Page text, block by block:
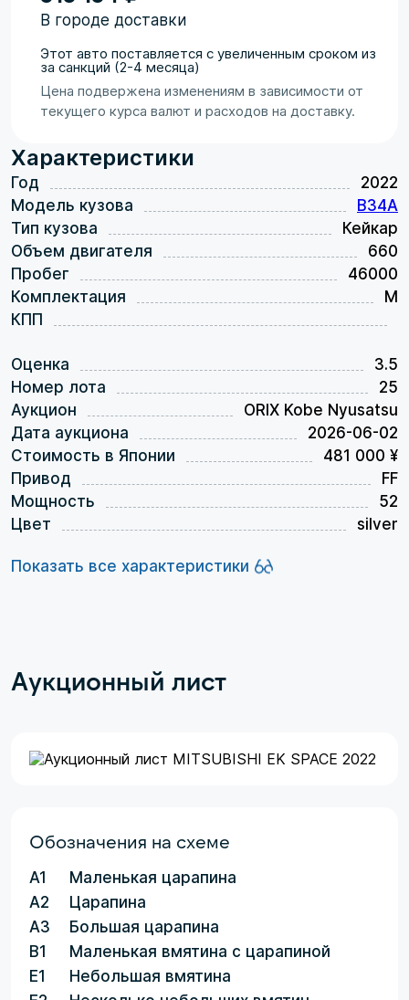
Характеристики
Год
2022
Модель кузова
B34A
Тип кузова
Кейкар
Объем двигателя
660
Пробег
46000
Комплектация
M
КПП
Оценка
3.5
Номер лота
25
Аукцион
ORIX Kobe Nyusatsu
Дата аукциона
2026-06-02
Стоимость в Японии
481 000 ¥
Привод
FF
Мощность
52
Цвет
silver
Показать все характеристики
В городе доставки
Этот авто поставляется с увеличенным сроком из
за санкций (2-4 месяца)
Цена подвержена изменениям в зависимости от
текущего курса валют и расходов на доставку.
Аукционный лист
Обозначения на схеме
A1
Маленькая царапина
A2
Царапина
A3
Большая царапина
B1
Маленькая вмятина с царапиной
E1
Небольшая вмятина